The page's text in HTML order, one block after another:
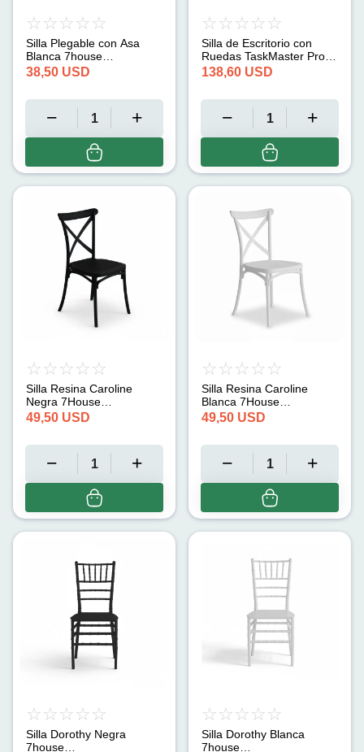
Silla Plegable con Asa
Blanca 7house
(47x58x87cm)
38,50 USD
Silla de Escritorio con
Ruedas TaskMaster Pro
Negro 7house
(114x64x62cm)
138,60 USD
Silla Resina Caroline
Negra 7House
(45cmx40cmx87.5cm)
49,50 USD
Silla Resina Caroline
Blanca 7House
(45cmx40cmx87.5cm)
49,50 USD
Silla Dorothy Negra
7house
Silla Dorothy Blanca
7house